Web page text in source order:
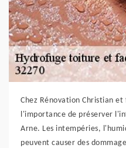
Chez Rénovation Christian et
l'importance de préserver
Arne. Les intempéries,
peuvent causer des